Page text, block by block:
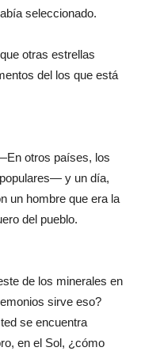
seleccionado.
otras estrellas
del los que está
otros países, los
y un día,
un hombre que era la
del pueblo.
de los minerales en
sirve eso?
se encuentra
en el Sol, ¿cómo